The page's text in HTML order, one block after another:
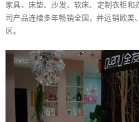
家具、床垫、沙发、软床、定制衣柜和
司产品连续多年畅销全国，并远销欧美
区。